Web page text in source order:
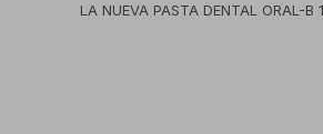
LA NUEVA PASTA DENTAL ORAL-